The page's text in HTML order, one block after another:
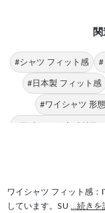
#シャツ フィット感 #
#日本製 フィット感
#ワイシャツ 形
#ワイシャツ タイドア
#ワイドシル
ワイシャツ フィット感：
しています。SU
...続き